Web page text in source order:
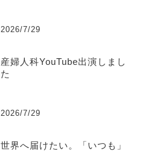
2026/7/29
産婦人科YouTube出演しまし
た
2026/7/29
世界へ届けたい。「いつも」